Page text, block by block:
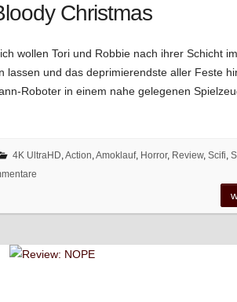
Christmas
wollen Tori und Robbie nach ihrer Schicht im
lassen und das deprimierendste aller Feste
Roboter in einem nahe gelegenen
4K UltraHD,Action,Amoklauf, Horror, Review, Scifi,